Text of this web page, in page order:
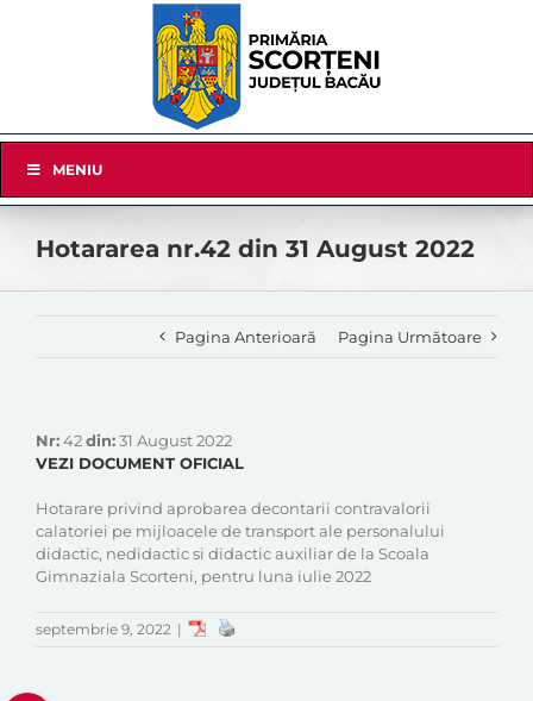
Navigation
MENIU
Hotararea nr.42 din 31 August 2022
Pagina Anterioară Pagina Următoare
Nr:42din:31 August 2022
VEZI DOCUMENT OFICIAL
Hotarare privind aprobarea decontarii contravalorii
calatoriei pe mijloacele de transport ale personalului
didactic, nedidactic si didactic auxiliar de la Scoala
Gimnaziala Scorteni, pentru luna iulie 2022
septembrie 9, 2022 |